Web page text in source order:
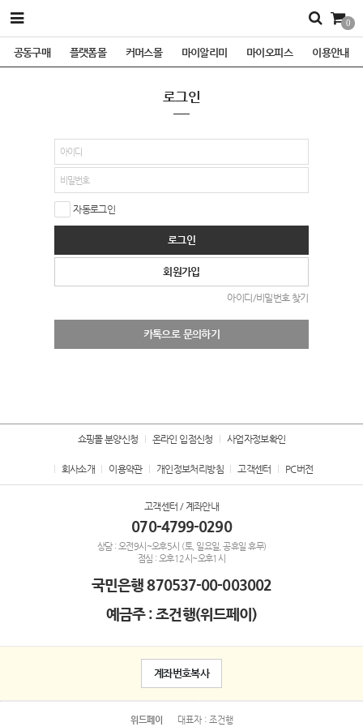
0
공동구매 플랫폼몰 커머스몰 마이알리미 마이오피스 이용안내
로그인
자동로그인
로그인
회원가입
아이디/비밀번호 찾기
카톡으로 문의하기
쇼핑몰 분양신청 온라인 입점신청 사업자정보확인
회사소개 이용약관 개인정보처리방침 고객센터 PC버전
고객센터 / 계좌안내
070-4799-0290
상담 : 오전9시~오후5시 (토, 일요일, 공휴일 휴무)
점심 : 오후12시~오후1시
국민은행870537-00-003002
예금주 : 조건행(위드페이)
계좌번호복사
위드페이 대표자 : 조건행